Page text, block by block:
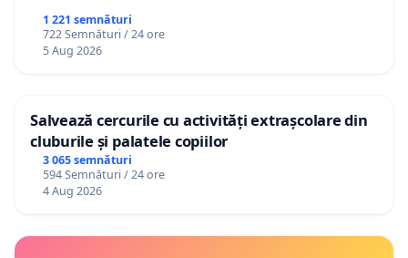
1 221 semnături
722 Semnături / 24 ore
5 Aug 2026
Salvează cercurile cu activități extrașcolare din
cluburile și palatele copiilor
3 065 semnături
594 Semnături / 24 ore
4 Aug 2026